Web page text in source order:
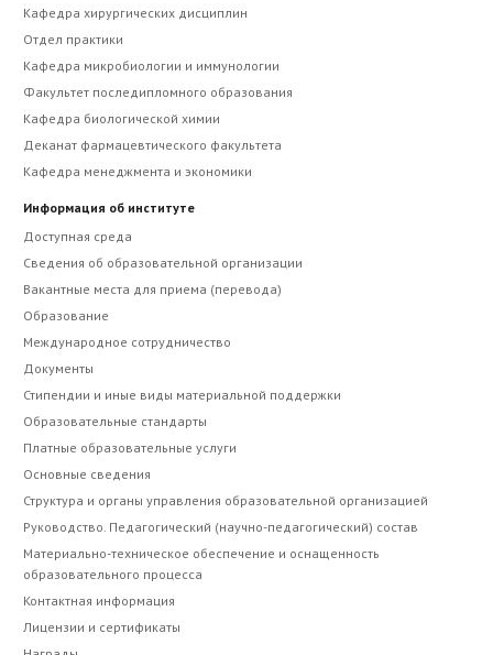
Кафедра хирургических дисциплин
Отдел практики
Кафедра микробиологии и иммунологии
Факультет последипломного образования
Кафедра биологической химии
Деканат фармацевтического факультета
Кафедра менеджмента и экономики
Информация об институте
Доступная среда
Сведения об образовательной организации
Вакантные места для приема (перевода)
Образование
Международное сотрудничество
Документы
Стипендии и иные виды материальной поддержки
Образовательные стандарты
Платные образовательные услуги
Основные сведения
Структура и органы управления образовательной организацией
Руководство. Педагогический (научно-педагогический) состав
Материально-техническое обеспечение и оснащенность
образовательного процесса
Контактная информация
Лицензии и сертификаты